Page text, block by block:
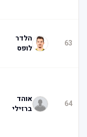
63
הלדר
לופס
64
אוהד
ברזילי